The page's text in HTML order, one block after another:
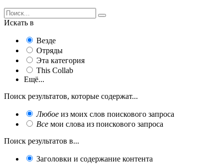
Искать в
Везде
Отряды
Эта категория
This Collab
Ещё...
Поиск результатов, которые содержат...
Любое из моих слов поискового запроса
Все мои слова из поискового запроса
Поиск результатов в...
Заголовки и содержание контента